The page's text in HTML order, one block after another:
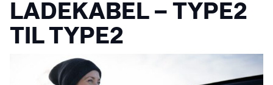
LADEKABEL – TYPE2
TIL TYPE2